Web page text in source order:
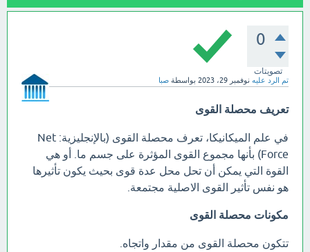
0
تصويتات
تم الرد عليه نوفمبر 29، 2023 بواسطة صبا
تعريف محصلة القوى
في علم الميكانيكا، تعرف محصلة القوى (بالإنجليزية: Net
Force)‏ بأنها مجموع القوى المؤثرة على جسم ما. أو هي
القوة التي يمكن أن تحل محل عدة قوى بحيث يكون تأثيرها
هو نفس تأثير القوى الاصلية مجتمعة.
مكونات محصلة القوى
تتكون محصلة القوى من مقدار واتجاه.